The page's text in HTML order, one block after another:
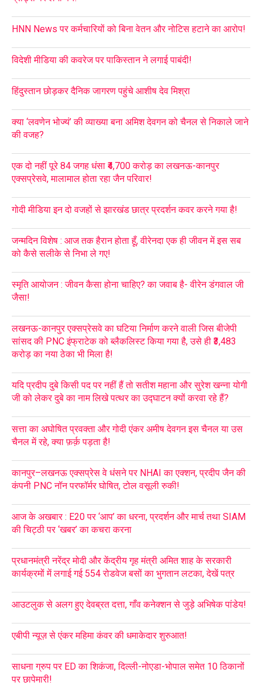
HNN News पर कर्मचारियों को बिना वेतन और नोटिस हटाने का आरोप!
विदेशी मीडिया की कवरेज पर पाकिस्तान ने लगाई पाबंदी!
हिंदुस्तान छोड़कर दैनिक जागरण पहुंचे आशीष देव मिश्रा
क्या ‘लवणेन भोज्यं’ की व्याख्या बना अमिश देवगन को चैनल से निकाले जाने
की वजह?
एक दो नहीं पूरे 84 जगह धंसा ₹4,700 करोड़ का लखनऊ-कानपुर
एक्सप्रेसवे, मालामाल होता रहा जैन परिवार!
गोदी मीडिया इन दो वजहों से झारखंड छात्र प्रदर्शन कवर करने गया है!
जन्मदिन विशेष : आज तक हैरान होता हूँ, वीरेनदा एक ही जीवन में इस सब
को कैसे सलीके से निभा ले गए!
स्मृति आयोजन : जीवन कैसा होना चाहिए? का जवाब है- वीरेन डंगवाल जी
जैसा!
लखनऊ-कानपुर एक्सप्रेसवे का घटिया निर्माण करने वाली जिस बीजेपी
सांसद की PNC इंफ्राटेक को ब्लैकलिस्ट किया गया है, उसे ही ₹3,483
करोड़ का नया ठेका भी मिला है!
यदि प्रदीप दुबे किसी पद पर नहीं हैं तो सतीश महाना और सुरेश खन्ना योगी
जी को लेकर दुबे का नाम लिखे पत्थर का उद्घाटन क्यों करवा रहे हैं?
सत्ता का अघोषित प्रवक्ता और गोदी एंकर अमीष देवगन इस चैनल या उस
चैनल में रहे, क्या फ़र्क़ पड़ता है!
कानपुर–लखनऊ एक्सप्रेस वे धंसने पर NHAI का एक्शन, प्रदीप जैन की
कंपनी PNC नॉन परफॉर्मर घोषित, टोल वसूली रुकी!
आज के अखबार : E20 पर ‘आप’ का धरना, प्रदर्शन और मार्च तथा SIAM
की चिट्ठी पर ‘खबर’ का कचरा करना
प्रधानमंत्री नरेंद्र मोदी और केंद्रीय गृह मंत्री अमित शाह के सरकारी
कार्यक्रमों में लगाई गई 554 रोडवेज बसों का भुगतान लटका, देखें पत्र
आउटलुक से अलग हुए देवब्रत दत्ता, गाँव कनेक्शन से जुड़े अभिषेक पांडेय!
एबीपी न्यूज़ से एंकर महिमा कंवर की धमाकेदार शुरुआत!
साधना ग्रुप पर ED का शिकंजा, दिल्ली-नोएडा-भोपाल समेत 10 ठिकानों
पर छापेमारी!